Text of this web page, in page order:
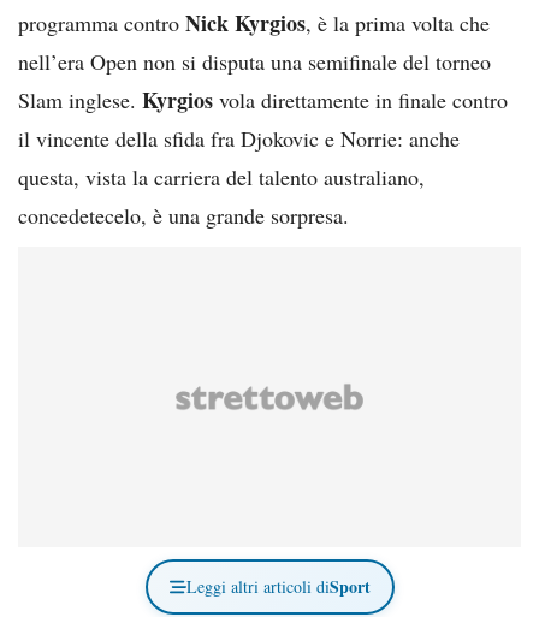
programma contro Nick Kyrgios, è la prima volta che
nell’era Open non si disputa una semifinale del torneo
Slam inglese. Kyrgios vola direttamente in finale contro
il vincente della sfida fra Djokovic e Norrie: anche
questa, vista la carriera del talento australiano,
concedetecelo, è una grande sorpresa.
Leggi altri articoli diSport